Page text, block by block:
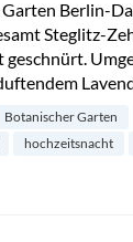
Berlin-
Steglitz-
geschnürt.
Botanischer Garten
hochzeitsnacht